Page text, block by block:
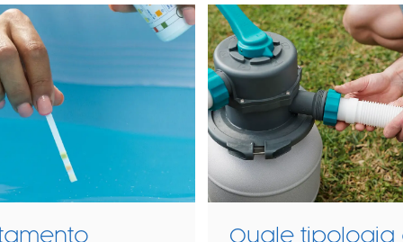
mettere sotto Come montare